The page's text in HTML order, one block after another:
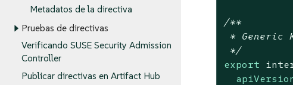
Metadatos de la directiva
Pruebas de directivas
Verificando SUSE Security Admission
Controller
Publicar directivas en Artifact Hub
/**
* Generic
*/
export